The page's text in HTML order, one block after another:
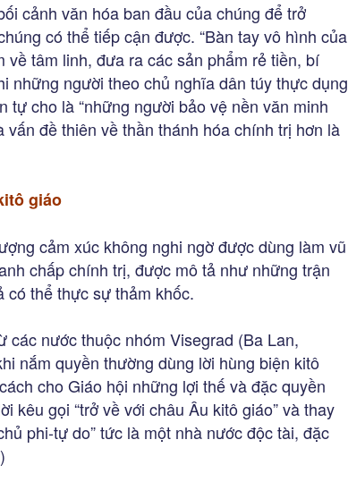
cảnh văn hóa ban đầu của chúng để trở
có thể tiếp cận được. “Bàn tay vô hình của
về tâm linh, đưa ra các sản phẩm rẻ tiền, bí
những người theo chủ nghĩa dân túy thực dụng
tự cho là “những người bảo vệ nền văn minh
vấn đề thiên về thần thánh hóa chính trị hơn là
giáo
cảm xúc không nghi ngờ được dùng làm vũ
chấp chính trị, được mô tả như những trận
có thể thực sự thảm khốc.
nước thuộc nhóm Visegrad (Ba Lan,
nắm quyền thường dùng lời hùng biện kitô
cho Giáo hội những lợi thế và đặc quyền
kêu gọi “trở về với châu Âu kitô giáo” và thay
phi-tự do” tức là một nhà nước độc tài, đặc